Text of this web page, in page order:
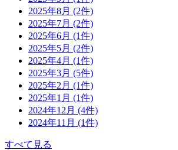
2025年8月 (2件)
2025年7月 (2件)
2025年6月 (1件)
2025年5月 (2件)
2025年4月 (1件)
2025年3月 (5件)
2025年2月 (1件)
2025年1月 (1件)
2024年12月 (4件)
2024年11月 (1件)
すべて見る